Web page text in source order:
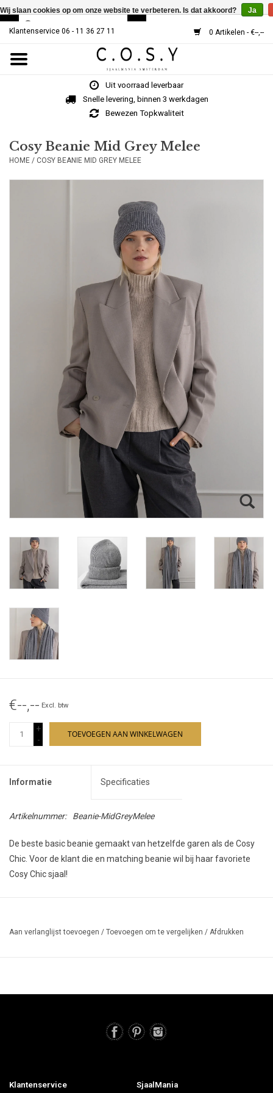
Klantenservice 06 - 11 36 27 11 0 Artikelen - €--,--
Home
MUTSEN
Uit voorraad leverbaar
Snelle levering, binnen 3 werkdagen
Bewezen Topkwaliteit
Cosy Beanie Mid Grey Melee
HOME / COSY BEANIE MID GREY MELEE
€--,-- Excl. btw
+
-
TOEVOEGEN AAN WINKELWAGEN
Informatie Specificaties
Artikelnummer: Beanie-MidGreyMelee
De beste basic beanie gemaakt van hetzelfde garen als de Cosy
Chic. Voor de klant die en matching beanie wil bij haar favoriete
Cosy Chic sjaal!
Aan verlanglijst toevoegen / Toevoegen om te vergelijken / Afdrukken
Klantenservice SjaalMania
Wij slaan cookies op om onze website te verbeteren. Is dat akkoord? Ja